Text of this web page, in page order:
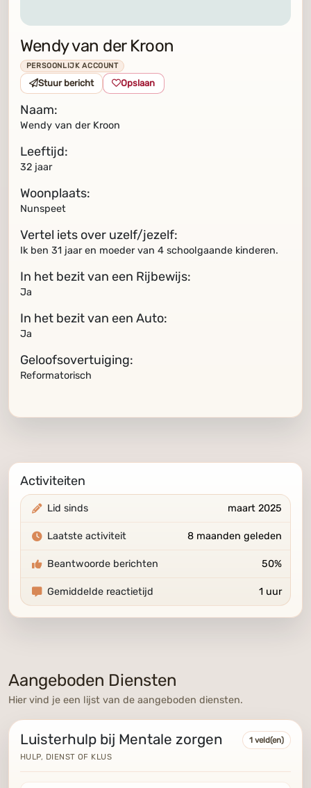
Wendy van der Kroon
PERSOONLIJK ACCOUNT
Stuur bericht Opslaan
Naam:
Wendy van der Kroon
Leeftijd:
32 jaar
Woonplaats:
Nunspeet
Vertel iets over uzelf/jezelf:
Ik ben 31 jaar en moeder van 4 schoolgaande kinderen.
In het bezit van een Rijbewijs:
Ja
In het bezit van een Auto:
Ja
Geloofsovertuiging:
Reformatorisch
Activiteiten
Lid sinds maart 2025
Laatste activiteit 8 maanden geleden
Beantwoorde berichten 50%
Gemiddelde reactietijd 1 uur
Aangeboden Diensten
Hier vind je een lijst van de aangeboden diensten.
Luisterhulp bij Mentale zorgen
HULP, DIENST OF KLUS
1 veld(en)